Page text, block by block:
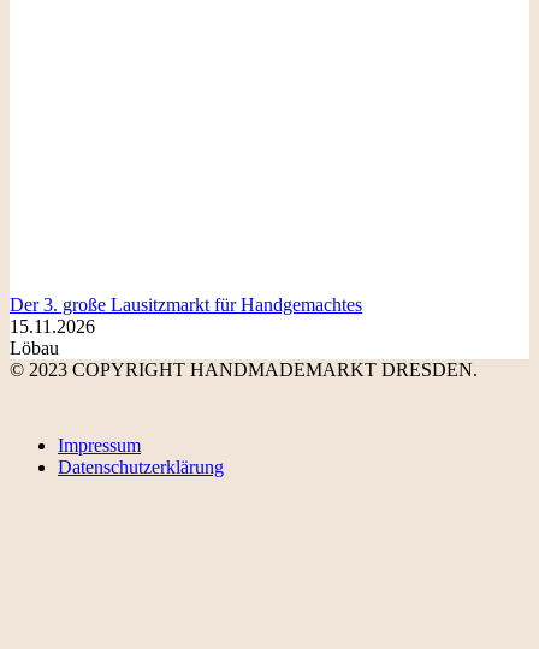
Der 3. große Lausitzmarkt für Handgemachtes
15.11.2026
Löbau
© 2023 COPYRIGHT HANDMADEMARKT DRESDEN.
Impressum
Datenschutzerklärung